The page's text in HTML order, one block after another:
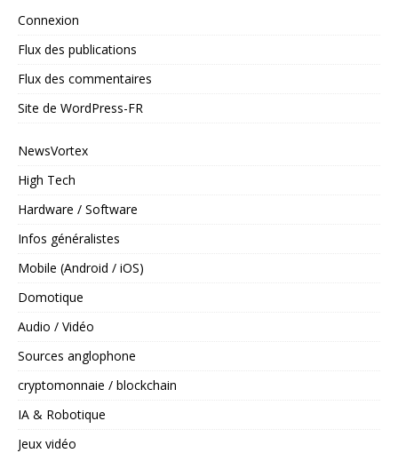
Connexion
Flux des publications
Flux des commentaires
Site de WordPress-FR
NewsVortex
High Tech
Hardware / Software
Infos généralistes
Mobile (Android / iOS)
Domotique
Audio / Vidéo
Sources anglophone
cryptomonnaie / blockchain
IA & Robotique
Jeux vidéo